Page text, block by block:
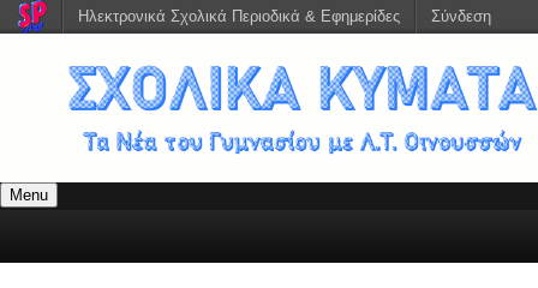
Menu
Ηλεκτρονικά Σχολικά Περιοδικά & Εφημερίδες Σύνδεση